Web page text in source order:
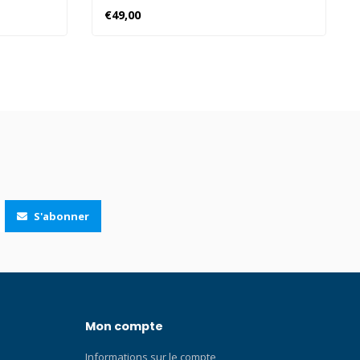
€49,00
S'abonner
Mon compte
Informations sur le compte